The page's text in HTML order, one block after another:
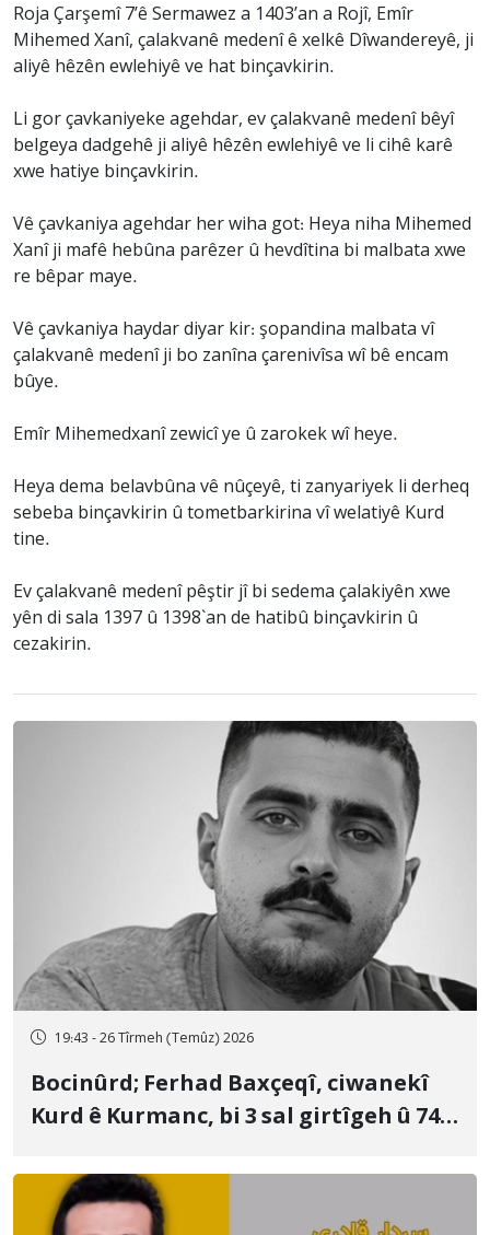
Roja Çarşemî 7’ê Sermawez a 1403’an a Rojî, Emîr
Mihemed Xanî, çalakvanê medenî ê xelkê Dîwandereyê, ji
aliyê hêzên ewlehiyê ve hat binçavkirin.
Li gor çavkaniyeke agehdar, ev çalakvanê medenî bêyî
belgeya dadgehê ji aliyê hêzên ewlehiyê ve li cihê karê
xwe hatiye binçavkirin.
Vê çavkaniya agehdar her wiha got: Heya niha Mihemed
Xanî ji mafê hebûna parêzer û hevdîtina bi malbata xwe
re bêpar maye.
Vê çavkaniya haydar diyar kir: şopandina malbata vî
çalakvanê medenî ji bo zanîna çarenivîsa wî bê encam
bûye.
Emîr Mihemedxanî zewicî ye û zarokek wî heye.
Heya dema belavbûna vê nûçeyê, ti zanyariyek li derheq
sebeba binçavkirin û tometbarkirina vî welatiyê Kurd
tine.
Ev çalakvanê medenî pêştir jî bi sedema çalakiyên xwe
yên di sala 1397 û 1398`an de hatibû binçavkirin û
cezakirin.
19:43 - 26 Tîrmeh (Temûz) 2026
Bocinûrd; Ferhad Baxçeqî, ciwanekî
Kurd ê Kurmanc, bi 3 sal girtîgeh û 74